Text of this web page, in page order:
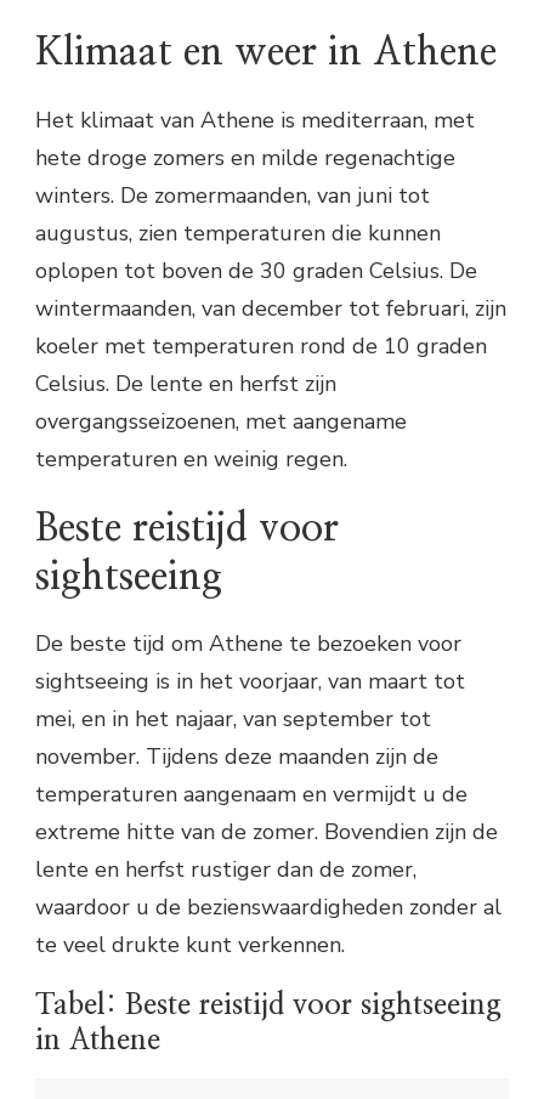
Klimaat en weer in Athene
Het klimaat van Athene is mediterraan, met
hete droge zomers en milde regenachtige
winters. De zomermaanden, van juni tot
augustus, zien temperaturen die kunnen
oplopen tot boven de 30 graden Celsius. De
wintermaanden, van december tot februari, zijn
koeler met temperaturen rond de 10 graden
Celsius. De lente en herfst zijn
overgangsseizoenen, met aangename
temperaturen en weinig regen.
Beste reistijd voor
sightseeing
De beste tijd om Athene te bezoeken voor
sightseeing is in het voorjaar, van maart tot
mei, en in het najaar, van september tot
november. Tijdens deze maanden zijn de
temperaturen aangenaam en vermijdt u de
extreme hitte van de zomer. Bovendien zijn de
lente en herfst rustiger dan de zomer,
waardoor u de bezienswaardigheden zonder al
te veel drukte kunt verkennen.
Tabel: Beste reistijd voor sightseeing
in Athene